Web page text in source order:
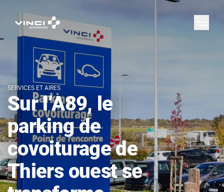
SERVICES ET AIRES
Sur l’A89, le
parking de
covoiturage de
Thiers ouest se